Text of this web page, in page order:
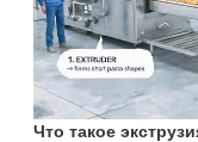
Что такое